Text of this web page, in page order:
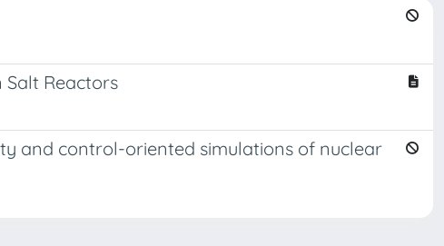
Reactors
and control-oriented simulations of nuclear